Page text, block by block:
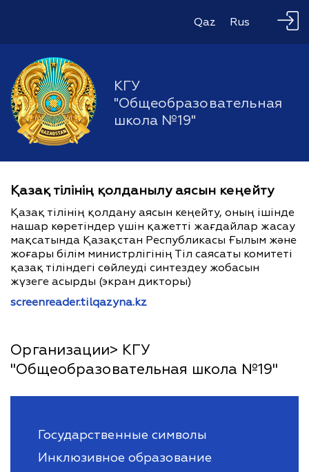
Qaz Rus
КГУ
"Общеобразовательная
школа №19"
Қазақ тілінің қолданылу аясын кеңейту
Қазақ тілінің қолдану аясын кеңейту, оның ішінде
нашар көретіндер үшін қажетті жағдайлар жасау
мақсатында Қазақстан Республикасы Ғылым және
жоғары білім министрлігінің Тіл саясаты комитеті
қазақ тіліндегі сөйлеуді синтездеу жобасын
жүзеге асырды (экран дикторы)
screenreader.tilqazyna.kz
Организации> КГУ
"Общеобразовательная школа №19"
Государственные символы
Инклюзивное образование